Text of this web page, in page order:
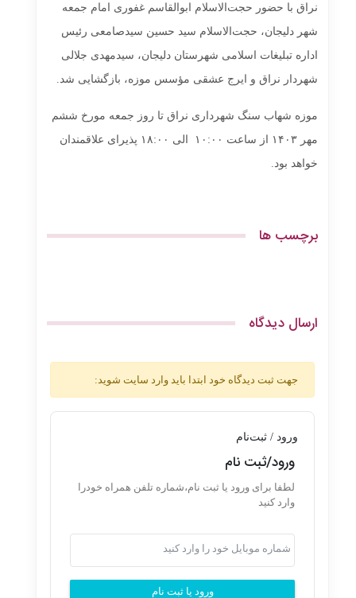
نراق با حضور حجت‌الاسلام ابوالقاسم غفوری امام جمعه
شهر دلیجان، حجت‌الاسلام سید حسین سیدصامعی رئیس
اداره تبلیغات اسلامی شهرستان دلیجان، سیدمهدی جلالی
شهردار نراق و ایرج عشقی مؤسس موزه، بازگشایی شد.
موزه شهاب سنگ شهرداری نراق تا روز جمعه مورخ ششم
مهر ۱۴۰۳ از ساعت ۱۰:۰۰ الی ۱۸:۰۰ پذیرای علاقمندان
خواهد بود.
برچسب ها
ارسال دیدگاه
جهت ثبت دیدگاه خود ابتدا باید وارد سایت شوید:
ورود / ثبت‌نام
ورود/ثبت نام
لطفا برای ورود یا ثبت نام،شماره تلفن همراه خودرا
وارد کنید
ورود یا ثبت نام